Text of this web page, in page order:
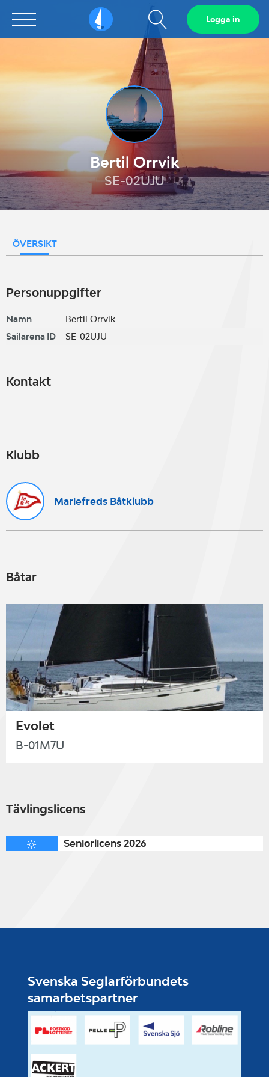
Sailarena Visa
sökfält
Logga in
Bertil Orrvik
SE-02UJU
ÖVERSIKT
Personuppgifter
Namn
Bertil Orrvik
Sailarena ID
SE-02UJU
Kontakt
Klubb
Mariefreds Båtklubb
Båtar
Evolet
B-01M7U
Tävlingslicens
Seniorlicens 2026
Svenska Seglarförbundets
samarbetspartner